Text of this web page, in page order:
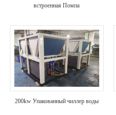
встроенная Помпа
200kw Упакованный чиллер воды